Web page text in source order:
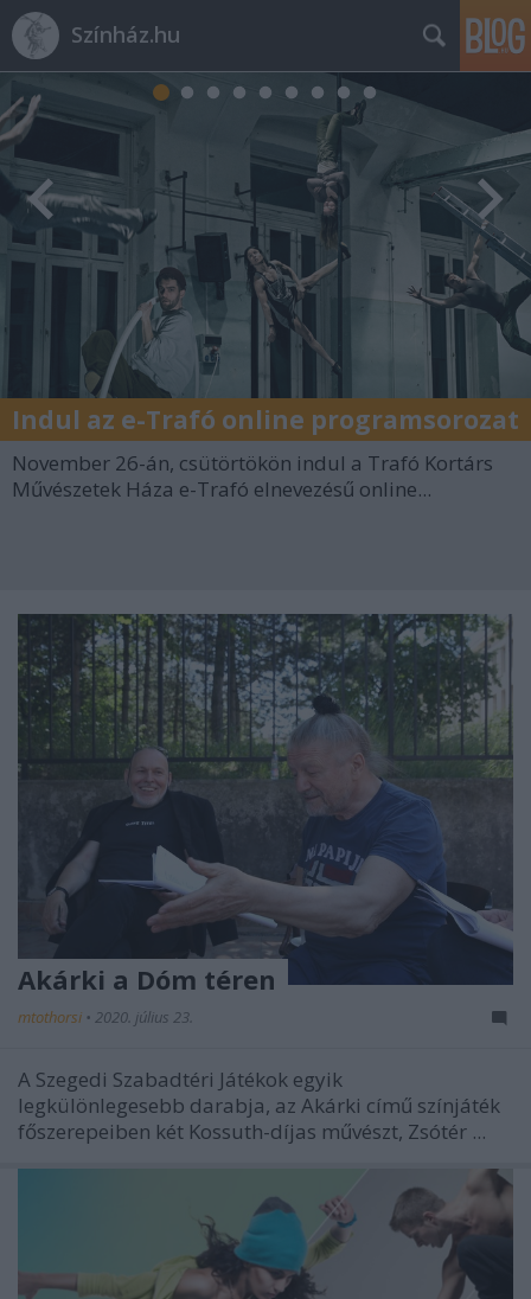
Színház.hu
Indul az e-Trafó online programsorozat
November 26-án, csütörtökön indul a Trafó Kortárs
Művészetek Háza e-Trafó elnevezésű online...
Akárki a Dóm téren
mtothorsi • 2020. július 23.
A Szegedi Szabadtéri Játékok egyik
legkülönlegesebb darabja, az Akárki című színjáték
főszerepeiben két Kossuth-díjas művészt, Zsótér ...